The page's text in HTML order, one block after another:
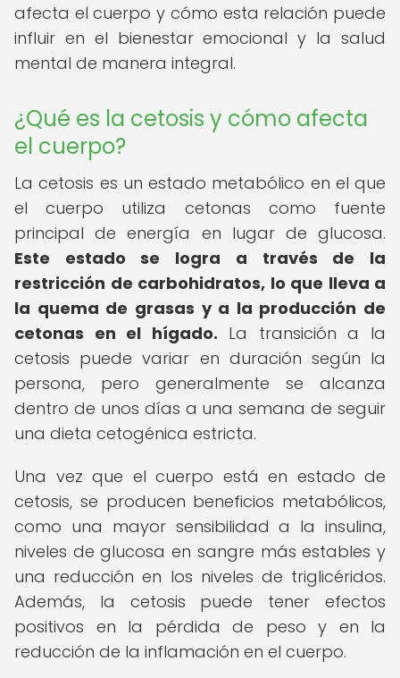
afecta el cuerpo y cómo esta relación puede
influir en el bienestar emocional y la salud
mental de manera integral.
¿Qué es la cetosis y cómo afecta
el cuerpo?
La cetosis es un estado metabólico en el que
el cuerpo utiliza cetonas como fuente
principal de energía en lugar de glucosa.
Este estado se logra a través de la
restricción de carbohidratos, lo que lleva a
la quema de grasas y a la producción de
cetonas en el hígado. La transición a la
cetosis puede variar en duración según la
persona, pero generalmente se alcanza
dentro de unos días a una semana de seguir
una dieta cetogénica estricta.
Una vez que el cuerpo está en estado de
cetosis, se producen beneficios metabólicos,
como una mayor sensibilidad a la insulina,
niveles de glucosa en sangre más estables y
una reducción en los niveles de triglicéridos.
Además, la cetosis puede tener efectos
positivos en la pérdida de peso y en la
reducción de la inflamación en el cuerpo.